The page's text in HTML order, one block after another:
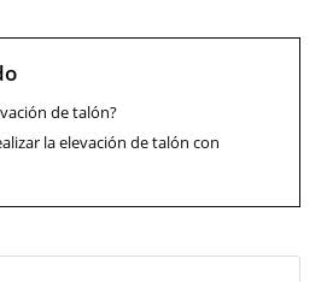
de talón?
la elevación de talón con